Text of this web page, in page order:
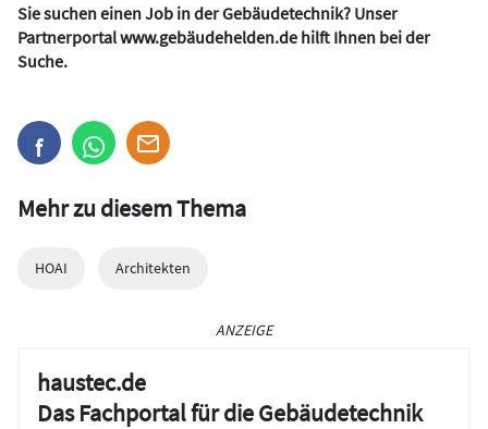
Sie suchen einen Job in der Gebäudetechnik? Unser
Partnerportalwww.gebäudehelden.de hilft Ihnen bei der
Suche.
Mehr zu diesem Thema
HOAI Architekten
ANZEIGE
haustec.de
Das Fachportal für die Gebäudetechnik